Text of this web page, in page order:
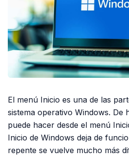
El menú Inicio es una de las
sistema operativo Windows. De
puede hacer desde el menú
Inicio de Windows deja de
repente se vuelve mucho más